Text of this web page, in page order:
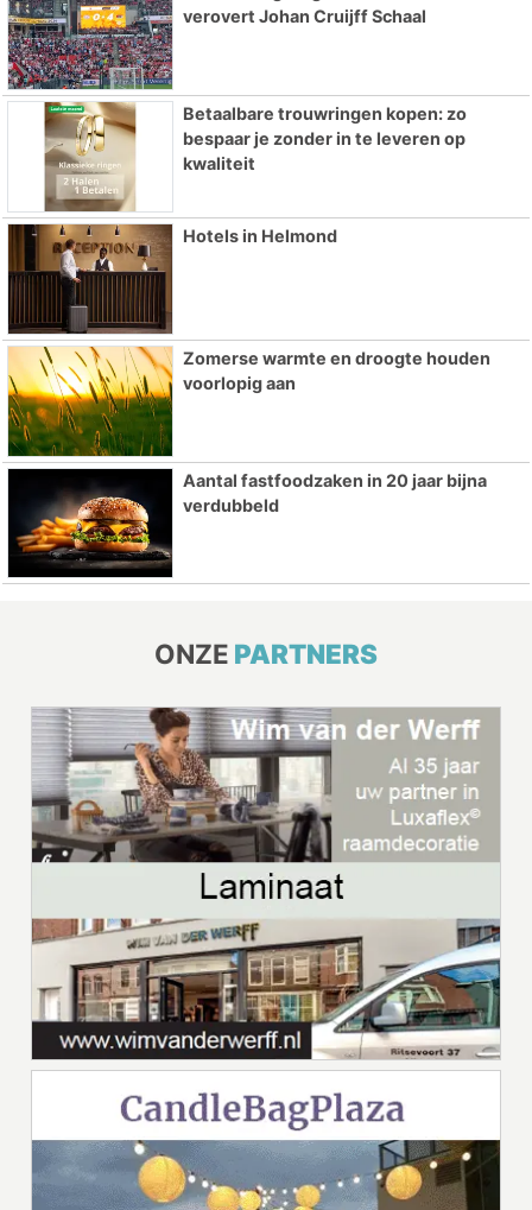
verovert Johan Cruijff Schaal
Betaalbare trouwringen kopen: zo
bespaar je zonder in te leveren op
kwaliteit
Hotels in Helmond
Zomerse warmte en droogte houden
voorlopig aan
Aantal fastfoodzaken in 20 jaar bijna
verdubbeld
ONZE PARTNERS